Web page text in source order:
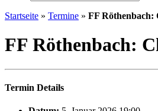
Startseite » Termine » FF Röthenbach:
FF Röthenbach:
Termin Details